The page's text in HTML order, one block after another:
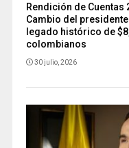
Rendición de Cuentas
Cambio del
legado histórico de
colombianos
30 julio, 2026